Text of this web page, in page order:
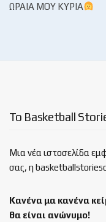
ΩΡΑΊΑ ΜΟΥ ΚΥΡΊΑ
Το Basketball
Μια νέα ιστοσελίδα
σας, η
Κανένα μα κανένα
θα είναι ανώνυμο!